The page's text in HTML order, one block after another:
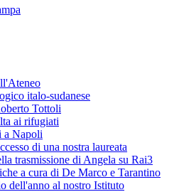
italo-sudanese
Tottoli
ai rifugiati
a Napoli
di una nostra laureata
trasmissione di Angela su Rai3
a cura di De Marco e Tarantino
dell'anno al nostro Istituto